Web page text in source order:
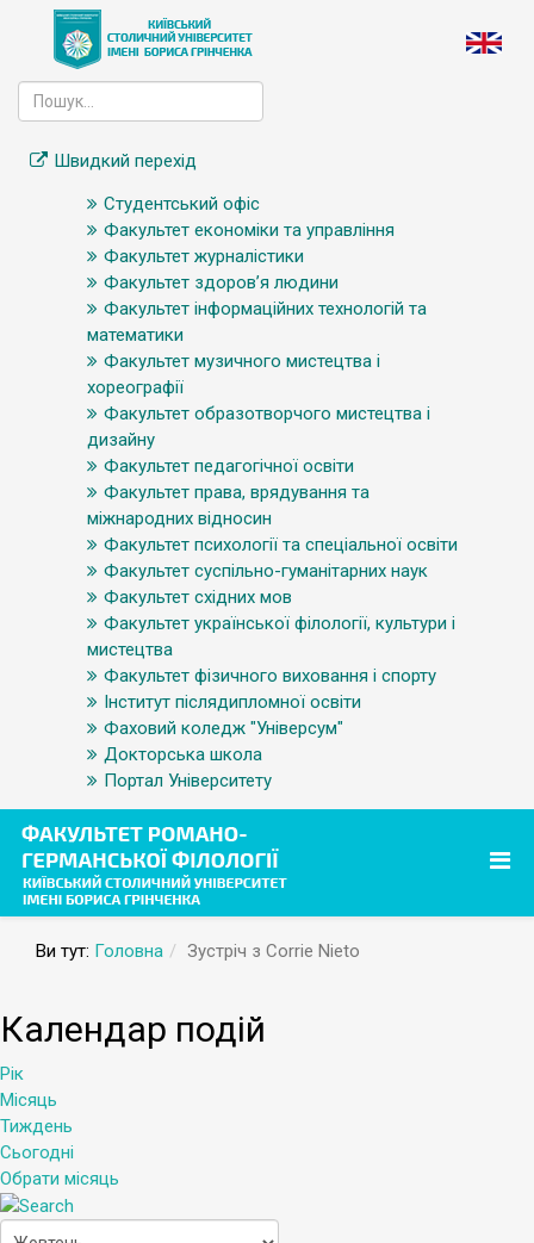
Швидкий перехід
Студентський офіс
Факультет економіки та управління
Факультет журналістики
Факультет здоров’я людини
Факультет інформаційних технологій та
математики
Факультет музичного мистецтва і
хореографії
Факультет образотворчого мистецтва і
дизайну
Факультет педагогічної освіти
Факультет права, врядування та
міжнародних відносин
Факультет психології та спеціальної освіти
Факультет суспільно-гуманітарних наук
Факультет східних мов
Факультет української філології, культури і
мистецтва
Факультет фізичного виховання і спорту
Інститут післядипломної освіти
Фаховий коледж "Універсум"
Докторська школа
Портал Університету
Ви тут: Головна Зустріч з Corrie Nieto
Календар подій
Рік
Місяць
Тиждень
Сьогодні
Обрати місяць